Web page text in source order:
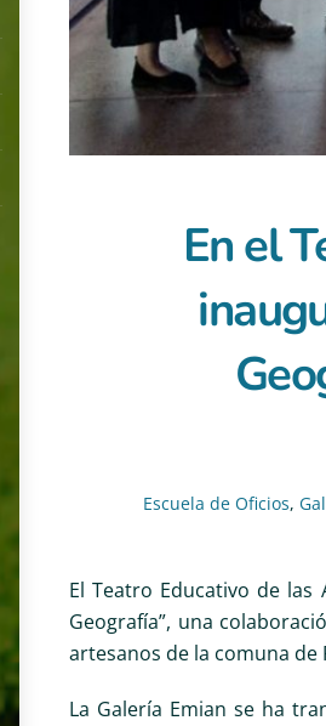
En el
Escuela de Oficios,
El Teatro Educativo de
Geografía”, una
artesanos de la comuna de
La Galería Emian se ha